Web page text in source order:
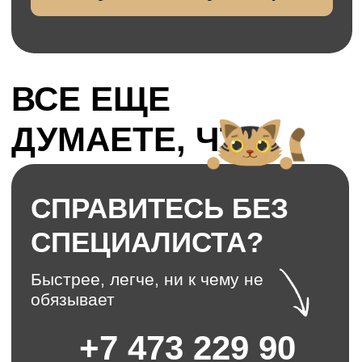
Смарт-окна
(матовые
стекла)
окна, регулируются
механически. Не
пыляться, позволяют
протирать стекла
Скройтесь от
нажатием кнопки стекло
становится матовым
Окна со
встроенными
жалюзи
Антивандальное